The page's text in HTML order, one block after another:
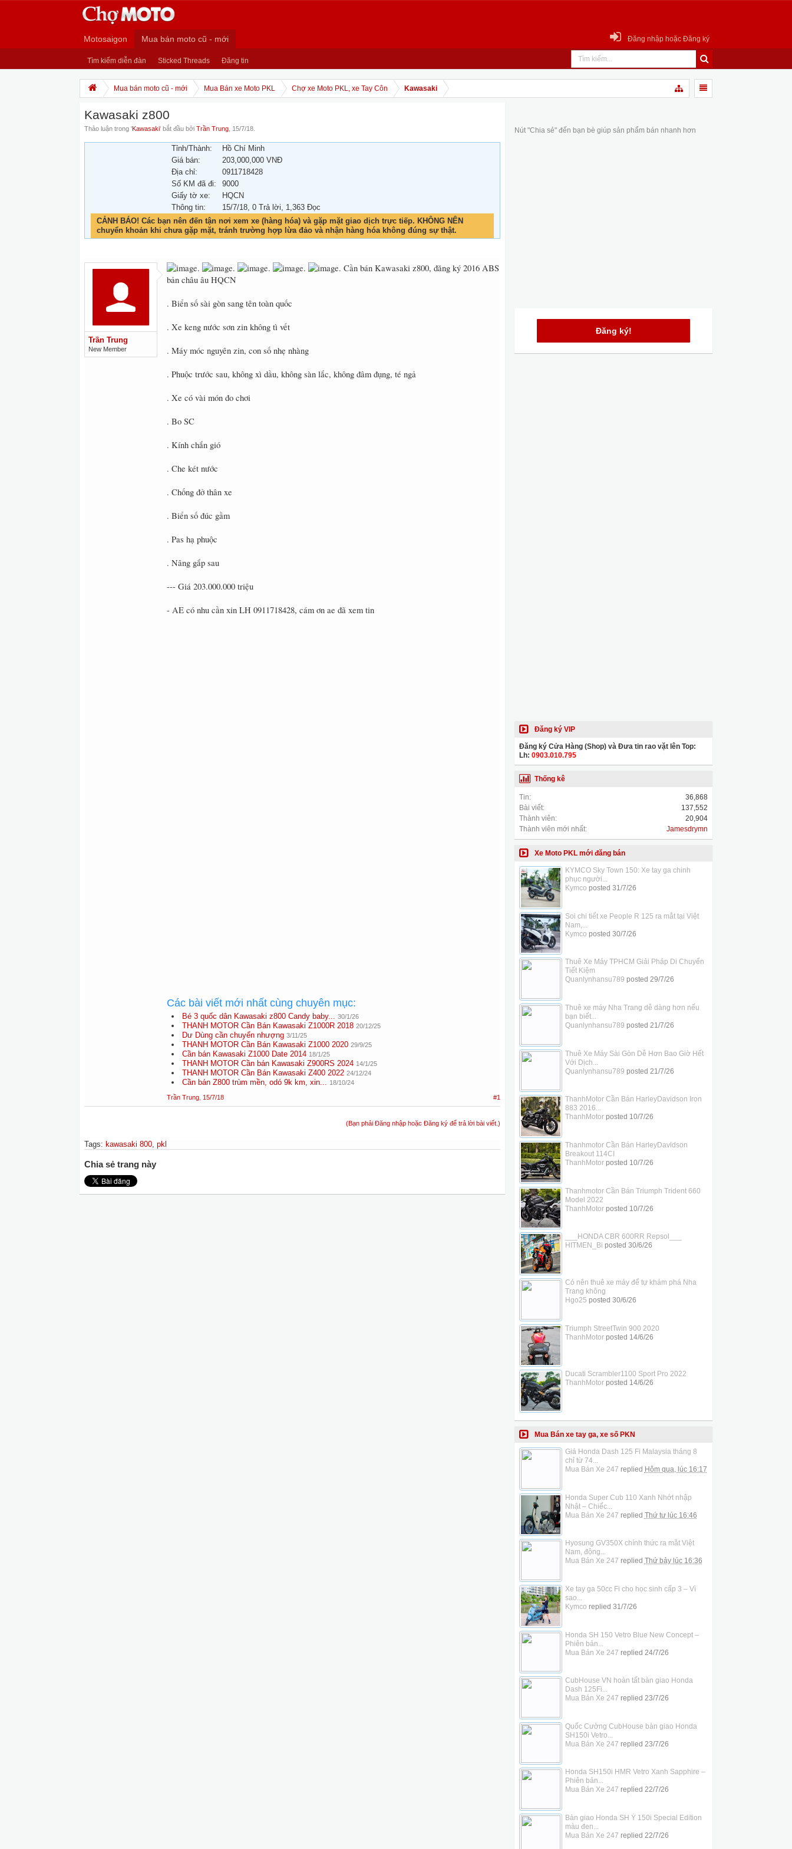
Motosaigon Mua bán moto cũ - mới
Tìm kiếm diễn đàn Sticked Threads Đăng tin
Đăng nhập hoặc Đăng ký
Mua bán moto cũ - mới Mua Bán xe Moto PKL Chợ xe Moto PKL, xe Tay Côn Kawasaki
Kawasaki z800
Thảo luận trong 'Kawasaki' bắt đầu bởi Trần Trung 15/7/18
Tỉnh/Thành:
Hồ Chí Minh
Giá bán:
203,000,000 VNĐ
Địa chỉ:
0911718428
Số KM đã đi:
9000
Giấy tờ xe:
HQCN
Thông tin:
15/7/18, 0 Trả lời, 1,363 Đọc
CẢNH BÁO! Các bạn nên đến tận nơi xem xe (hàng hóa) và gặp mặt giao dịch trực tiếp. KHÔNG NÊN
chuyển khoản khi chưa gặp mặt, tránh trường hợp lừa đảo và nhận hàng hóa không đúng sự thật.
Trần Trung
New Member
Cần bán Kawasaki z800, đăng ký 2016 ABS
bản châu âu HQCN
. Biển số sài gòn sang tên toàn quốc
. Xe keng nước sơn zin không tì vết
. Máy móc nguyên zin, con số nhẹ nhàng
. Phuộc trước sau, không xì dầu, không sàn lắc, không đâm đụng, té ngả
. Xe có vài món đo chơi
. Bo SC
. Kính chắn gió
. Che két nước
. Chống đở thân xe
. Biển số đúc gầm
. Pas hạ phuộc
. Nâng gắp sau
--- Giá 203.000.000 triệu
- AE có nhu cần xin LH 0911718428, cám ơn ae đã xem tin
Các bài viết mới nhất cùng chuyên mục:
Bé 3 quốc dân Kawasaki z800 Candy baby... 30/1/26
THANH MOTOR Cần Bán Kawasaki Z1000R 2018 20/12/25
Dư Dùng cần chuyển nhượng 3/11/25
THANH MOTOR Cần Bán Kawasaki Z1000 2020 29/9/25
Cần bán Kawasaki Z1000 Date 2014 18/1/25
THANH MOTOR Cần bán Kawasaki Z900RS 2024 14/1/25
THANH MOTOR Cần Bán Kawasaki Z400 2022 24/12/24
Cần bán Z800 trùm mền, odó 9k km, xin... 18/10/24
Trần Trung 15/7/18 #1
(Bạn phải Đăng nhập hoặc Đăng ký để trả lời bài viết.)
Tags: kawasaki 800, pkl
Chia sẻ trang này
Nút "Chia sẻ" đến bạn bè giúp sản phẩm bán nhanh hơn
Đăng ký!
Đăng ký VIP
Đăng ký Cửa Hàng (Shop) và Đưa tin rao vặt lên Top:
Lh: 0903.010.795
Thống kê
Tin:
36,868
Bài viết:
137,552
Thành viên:
20,904
Thành viên mới nhất:
Jamesdrymn
Xe Moto PKL mới đăng bán
KYMCO Sky Town 150: Xe tay ga chinh
phục người...
Kymco posted 31/7/26
Soi chi tiết xe People R 125 ra mắt tại Việt
Nam,...
Kymco posted 30/7/26
Thuê Xe Máy TPHCM Giải Pháp Di Chuyển
Tiết Kiệm
Quanlynhansu789 posted 29/7/26
Thuê xe máy Nha Trang dễ dàng hơn nếu
bạn biết...
Quanlynhansu789 posted 21/7/26
Thuê Xe Máy Sài Gòn Dễ Hơn Bao Giờ Hết
Với Dịch...
Quanlynhansu789 posted 21/7/26
ThanhMotor Cần Bán HarleyDavidson Iron
883 2016...
ThanhMotorposted 10/7/26
Thanhmotor Cần Bán HarleyDavidson
Breakout 114CI
ThanhMotorposted 10/7/26
Thanhmotor Cần Bán Triumph Trident 660
Model 2022
ThanhMotorposted 10/7/26
___HONDA CBR 600RR Repsol___
HITMEN_Bi posted 30/6/26
Có nên thuê xe máy để tự khám phá Nha
Trang không
Hgo25 posted 30/6/26
Triumph StreetTwin 900 2020
ThanhMotorposted 14/6/26
Ducati Scrambler1100 Sport Pro 2022
ThanhMotorposted 14/6/26
Mua Bán xe tay ga, xe số PKN
Giá Honda Dash 125 Fi Malaysia tháng 8
chỉ từ 74...
Mua Bán Xe 247 replied Hôm qua, lúc 16:17
Honda Super Cub 110 Xanh Nhớt nhập
Nhật – Chiếc...
Mua Bán Xe 247 replied Thứ tư lúc 16:46
Hyosung GV350X chính thức ra mắt Việt
Nam, động...
Mua Bán Xe 247 replied Thứ bảy lúc 16:36
Xe tay ga 50cc Fi cho học sinh cấp 3 – Vì
sao...
Kymco replied 31/7/26
Honda SH 150 Vetro Blue New Concept –
Phiên bản...
Mua Bán Xe 247 replied 24/7/26
CubHouse VN hoàn tất bàn giao Honda
Dash 125Fi...
Mua Bán Xe 247 replied 23/7/26
Quốc Cường CubHouse bàn giao Honda
SH150i Vetro...
Mua Bán Xe 247 replied 23/7/26
Honda SH150i HMR Vetro Xanh Sapphire –
Phiên bản...
Mua Bán Xe 247 replied 22/7/26
Bàn giao Honda SH Ý 150i Special Edition
màu đen...
Mua Bán Xe 247 replied 22/7/26